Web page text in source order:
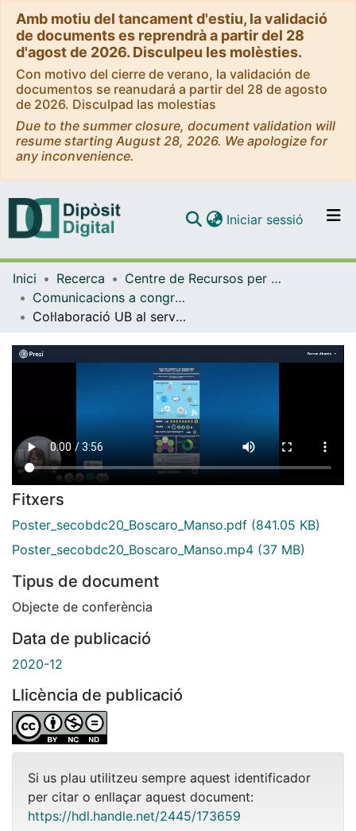
Amb motiu del tancament d'estiu, la validació
de documents es reprendrà a partir del 28
d'agost de 2026. Disculpeu les molèsties.
Con motivo del cierre de verano, la validación de
documentos se reanudará a partir del 28 de agosto
de 2026. Disculpad las molestias
Due to the summer closure, document validation will
resume starting August 28, 2026. We apologize for
any inconvenience.
Navega per tot el DD
Com publicar
Contacte
Iniciar sessió (current)
Inici Recerca
Centre de Recursos per a l'Aprenentatge i la Investigació (CRAI-UB)
Comunicacions a congressos / Jornades / Presentacions (CRAI-UB)
Col·laboració UB al servei del patrimoni documental: tractament del fons d’arxiu de la Societat Catalana d’Història de la Farmàcia (SCHF)
Fitxers
Poster_secobdc20_Boscaro_Manso.pdf (841.05 KB)
Poster_secobdc20_Boscaro_Manso.mp4 (37 MB)
Tipus de document
Objecte de conferència
Data de publicació
2020-12
Llicència de publicació
Si us plau utilitzeu sempre aquest identificador
per citar o enllaçar aquest document:
https://hdl.handle.net/2445/173659